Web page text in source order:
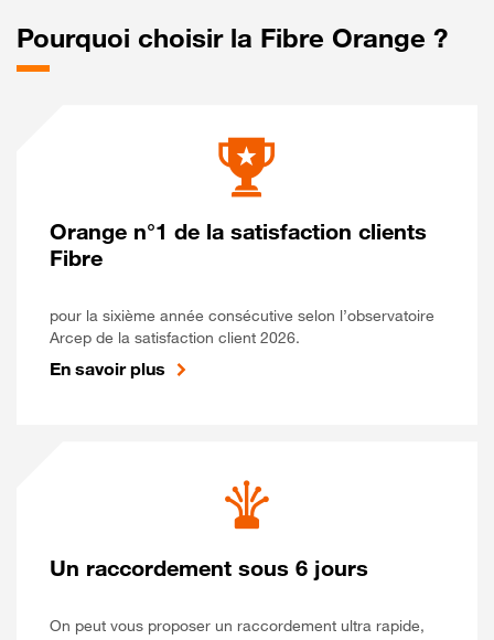
Pourquoi choisir la Fibre Orange ?
Orange n°1 de la satisfaction clients
Fibre
pour la sixième année consécutive selon l’observatoire
Arcep de la satisfaction client 2026.
En savoir plus
Un raccordement sous 6 jours
On peut vous proposer un raccordement ultra rapide,